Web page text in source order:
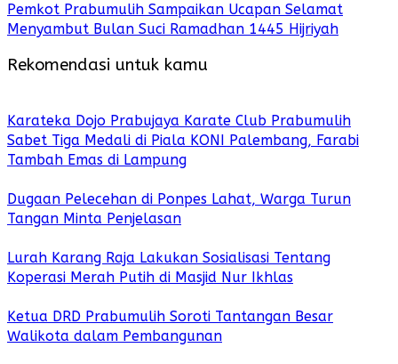
Pemkot Prabumulih Sampaikan Ucapan Selamat
Menyambut Bulan Suci Ramadhan 1445 Hijriyah
Rekomendasi untuk kamu
Karateka Dojo Prabujaya Karate Club Prabumulih
Sabet Tiga Medali di Piala KONI Palembang, Farabi
Tambah Emas di Lampung
Dugaan Pelecehan di Ponpes Lahat, Warga Turun
Tangan Minta Penjelasan
Lurah Karang Raja Lakukan Sosialisasi Tentang
Koperasi Merah Putih di Masjid Nur Ikhlas
Ketua DRD Prabumulih Soroti Tantangan Besar
Walikota dalam Pembangunan